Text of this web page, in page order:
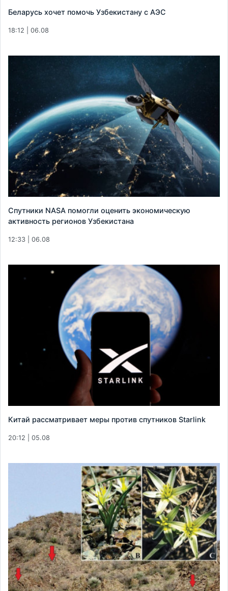
Беларусь хочет помочь Узбекистану с АЭС
18:12 | 06.08
Спутники NASA помогли оценить экономическую
активность регионов Узбекистана
12:33 | 06.08
Китай рассматривает меры против спутников Starlink
20:12 | 05.08